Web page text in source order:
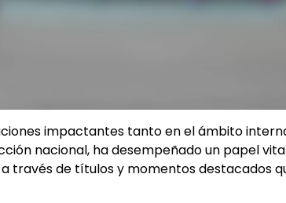
impactantes tanto en el ámbito
nacional, ha desempeñado un papel
través de títulos y momentos destacados